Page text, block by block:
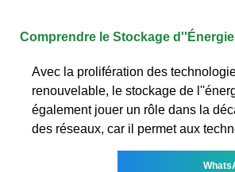
Comprendre le Stockage d''Énergie
Avec la prolifération des
renouvelable, le stockage de
également jouer un rôle dans la
des réseaux, car il permet aux